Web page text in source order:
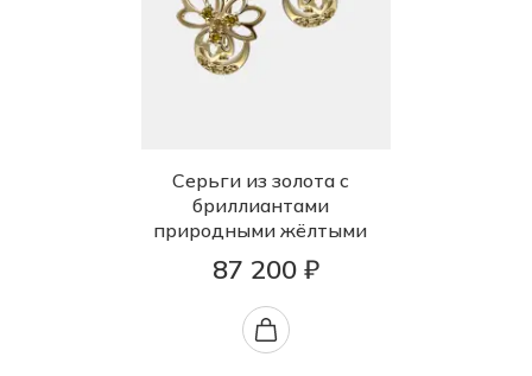
Серьги из золота с
бриллиантами
природными жёлтыми
87 200 ₽